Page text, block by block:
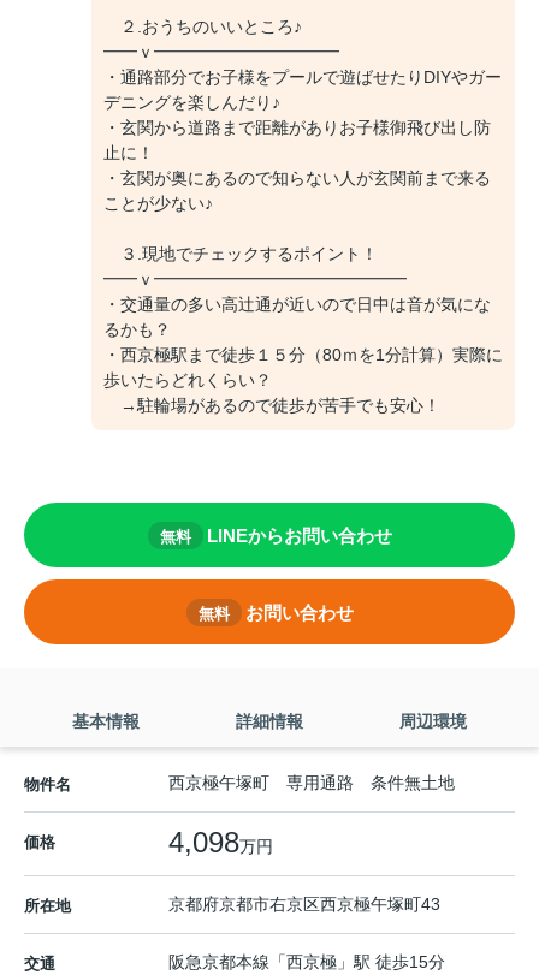
２.おうちのいいところ♪
━━ｖ━━━━━━━━━━━
・通路部分でお子様をプールで遊ばせたりDIYやガー
デニングを楽しんだり♪
・玄関から道路まで距離がありお子様御飛び出し防
止に！
・玄関が奥にあるので知らない人が玄関前まで来る
ことが少ない♪
３.現地でチェックするポイント！
━━ｖ━━━━━━━━━━━━━━━
・交通量の多い高辻通が近いので日中は音が気にな
るかも？
・西京極駅まで徒歩１５分（80ｍを1分計算）実際に
歩いたらどれくらい？
→駐輪場があるので徒歩が苦手でも安心！
無料 LINEからお問い合わせ
無料 お問い合わせ
基本情報 詳細情報 周辺環境
物件名 西京極午塚町 専用通路 条件無土地
価格 4,098万円
所在地 京都府京都市右京区西京極午塚町43
交通 阪急京都本線 「西京極 」駅 徒歩15分